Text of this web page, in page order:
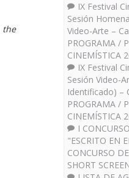
the
IX Festival
Sesión
Video-Arte –
PROGRAMA /
CINEMÍSTICA
IX Festival
Sesión Video-
Identificado) –
PROGRAMA /
CINEMÍSTICA
I
"ESCRITO EN
CONCURSO
SHORT